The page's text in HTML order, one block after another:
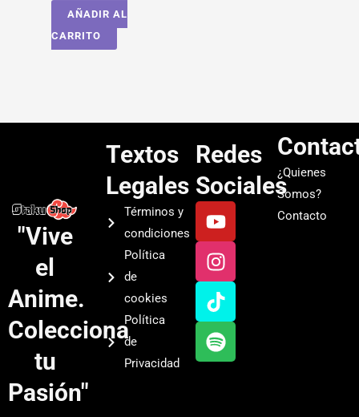
AÑADIR AL
CARRITO
"Vive
el
Anime.
Colecciona
tu
Pasión"
Textos
Legales
Términos y
condiciones
Política
de
cookies
Política
de
Privacidad
Redes
Sociales
Y
o
u
t
u
b
e
I
n
s
t
a
g
r
a
T
i
k
t
o
k
S
p
o
t
i
f
y
¿Quienes
Somos?
Contacto